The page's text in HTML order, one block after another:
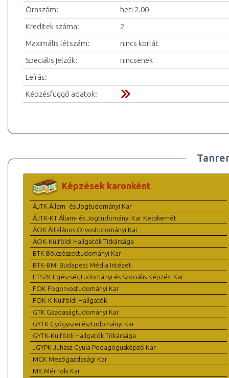
Óraszám:
heti 2.00
Kreditek száma:
2
Maximális létszám:
nincs korlát
Speciális jelzők:
nincsenek
Leírás:
Képzésfüggő adatok:
Képzések karonként
ÁJTK Állam- és Jogtudományi Kar
ÁJTK-KT Állam- és Jogtudományi Kar Kecskemét
ÁOK Általános Orvostudományi Kar
ÁOK-Külföldi Hallgatók Titkársága
BTK Bölcsészettudományi Kar
BTK-BMI Budapest Média Intézet
ETSZK Egészségtudományi és Szociális Képzési Kar
FOK Fogorvostudományi Kar
FOK-K Külföldi Hallgatók
GTK Gazdaságtudományi Kar
GYTK Gyógyszerésztudományi Kar
GYTK-Külföldi Hallgatók Titkársága
JGYPK Juhász Gyula Pedagógusképző Kar
MGK Mezőgazdasági Kar
MK Mérnöki Kar